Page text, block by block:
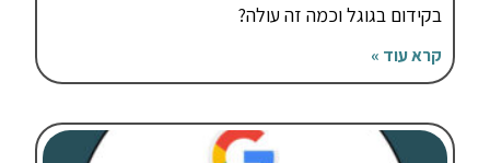
בקידום בגוגל וכמה זה עולה?
קרא עוד »